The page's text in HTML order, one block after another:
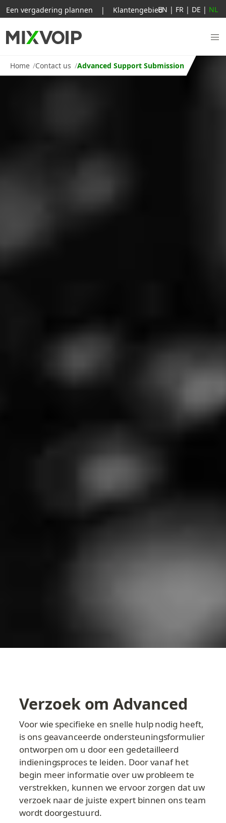
Home Contact us Advanced Support Submission
Verzoek om Advanced
Voor wie specifieke en snelle hulp nodig heeft,
is ons geavanceerde ondersteuningsformulier
ontworpen om u door een gedetailleerd
indieningsproces te leiden. Door vanaf het
begin meer informatie over uw probleem te
verstrekken, kunnen we ervoor zorgen dat uw
verzoek naar de juiste expert binnen ons team
wordt doorgestuurd.
Een vergadering plannen | KlantengebiedEN | FR | DE | NL